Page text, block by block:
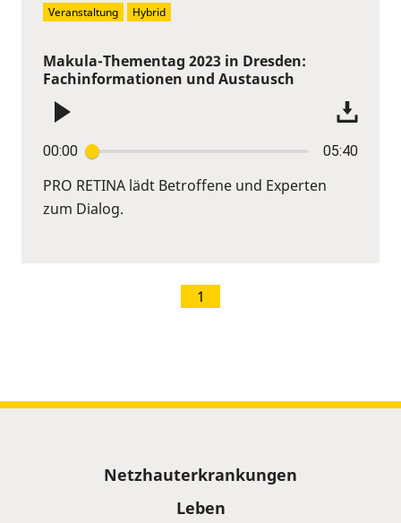
Makula-Thementag 2023 in Dresden:
Fachinformationen und Austausch
00:00 05:40
PRO RETINA lädt Betroffene und Experten
zum Dialog.
Veranstaltung
Hybrid
1
Netzhauterkrankungen
Leben